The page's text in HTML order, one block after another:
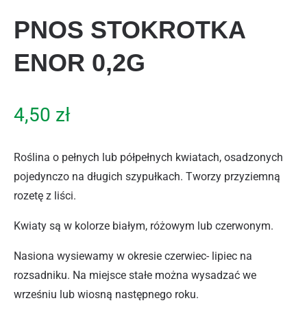
PNOS STOKROTKA
ENOR 0,2G
4,50 zł
Roślina o pełnych lub półpełnych kwiatach, osadzonych
pojedynczo na długich szypułkach. Tworzy przyziemną
rozetę z liści.
Kwiaty są w kolorze białym, różowym lub czerwonym.
Nasiona wysiewamy w okresie czerwiec- lipiec na
rozsadniku. Na miejsce stałe można wysadzać we
wrześniu lub wiosną następnego roku.